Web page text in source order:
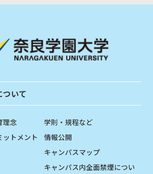
ついて
理念
ットメント
学則・規程など
情報公開
キャンパスマップ
キャンパス内全面禁煙につい